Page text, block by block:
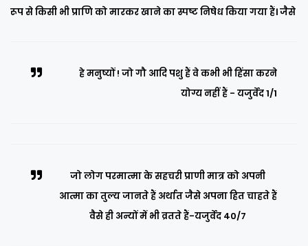
रूप से किसी भी प्राणि को मारकर खाने का स्पष्ट निषेध किया गया हैं। जैसे
हे मनुष्यों ! जो गौ आदि पशु हैं वे कभी भी हिंसा करने
योग्य नहीं हैं - यजुर्वेद 1/1
जो लोग परमात्मा के सहचरी प्राणी मात्र को अपनी
आत्मा का तुल्य जानते हैं अर्थात जैसे अपना हित चाहते हैं
वैसे ही अन्यों में भी व्रतते हैं-यजुर्वेद 40/7